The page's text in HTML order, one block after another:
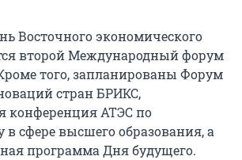
Восточного экономического
второй Международный форум
того, запланированы Форум
стран БРИКС,
конференция АТЭС по
в сфере высшего образования, а
программа Дня будущего.